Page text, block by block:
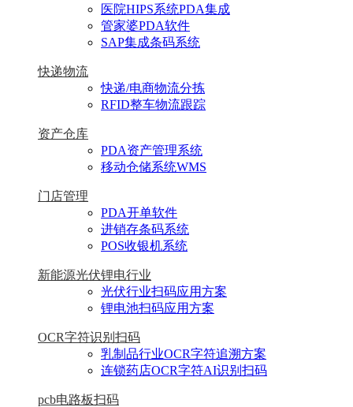
医院HIPS系统PDA集成
管家婆PDA软件
SAP集成条码系统
快递物流
快递/电商物流分拣
RFID整车物流跟踪
资产仓库
PDA资产管理系统
移动仓储系统WMS
门店管理
PDA开单软件
进销存条码系统
POS收银机系统
新能源光伏锂电行业
光伏行业扫码应用方案
锂电池扫码应用方案
OCR字符识别扫码
乳制品行业OCR字符追溯方案
连锁药店OCR字符AI识别扫码
pcb电路板扫码